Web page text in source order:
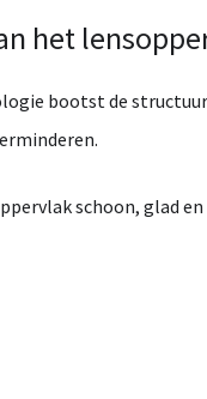
het
bootst de
schoon, glad